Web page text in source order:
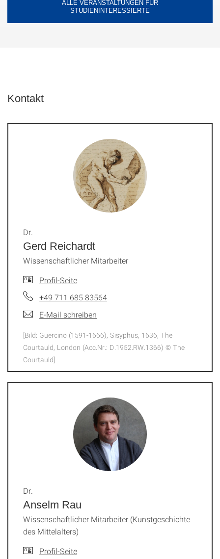
ALLE VERANSTALTUNGEN FÜR
STUDIENINTERESSIERTE
Kontakt
Gerd Reichardt
Dr.
Wissenschaftlicher Mitarbeiter
Profil-Seite
+49 711 685 83564
E-Mail schreiben
[Bild: Guercino (1591-1666), Sisyphus, 1636, The
Courtauld, London (Acc.Nr.: D.1952.RW.1366) © The
Courtauld]
Anselm Rau
Dr.
Wissenschaftlicher Mitarbeiter (Kunstgeschichte
des Mittelalters)
Profil-Seite